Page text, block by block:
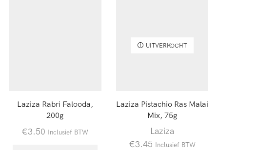
Laziza Rabri Falooda,
200g
€3.50 Inclusief BTW
UITVERKOCHT
Laziza Pistachio Ras Malai
Mix, 75g
Laziza
€3.45 Inclusief BTW